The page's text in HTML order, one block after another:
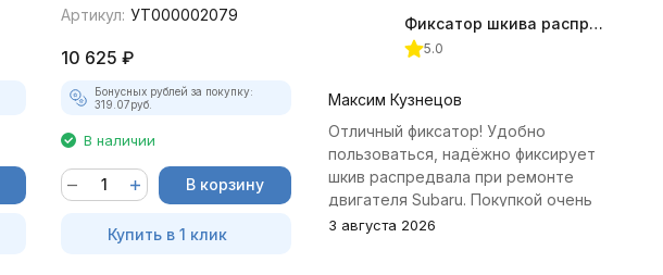
Артикул: УТ000002079
10 625 ₽
Бонусных рублей за покупку:
319.07руб.
В наличии
В корзину
Купить в 1 клик
Фиксатор шкива распредвала (Subaru) JTC-4409
5.0
Максим Кузнецов
Отличный фиксатор! Удобно
пользоваться, надёжно фиксирует
шкив распредвала при ремонте
двигателя Subaru. Покупкой очень
доволен.
3 августа 2026